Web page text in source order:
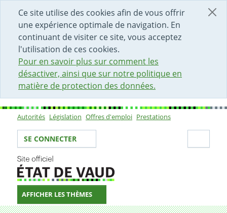
Ce site utilise des cookies afin de vous offrir
une expérience optimale de navigation. En
continuant de visiter ce site, vous acceptez
l'utilisation de ces cookies.
Pour en savoir plus sur comment les
désactiver, ainsi que sur notre politique en
matière de protection des données.
DÉBUT DU CONTENU DE LA PAGE
ACCÈS AU CHAMP DE RECHERCHE
PAGE D'ACCUEIL
FORMULAIRE DE CONTACT
Sous-navigation
Autorités Législation Offres d'emploi Prestations
Votre identité
SE CONNECTER
AFFICHER LES THÈMES